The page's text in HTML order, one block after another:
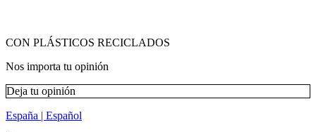
CON PLÁSTICOS RECICLADOS
Nos importa tu opinión
Deja tu opinión
España | Español